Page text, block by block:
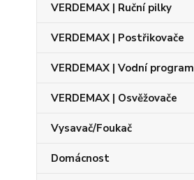
VERDEMAX | Ruční pilky
VERDEMAX | Postřikovače
VERDEMAX | Vodní program
VERDEMAX | Osvěžovače
Vysavač/Foukač
Domácnost